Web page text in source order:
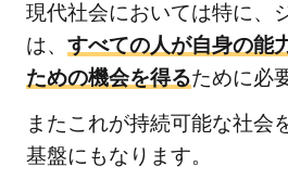
現代社会においては特に、
は、 すべての人が自身の能
ための機会を得るために必
またこれが持続可能な社会
基盤にもなります。